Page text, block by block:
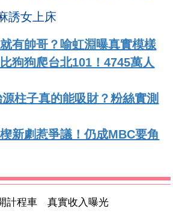
誘女上床
有帥哥？喻虹淵曝真實模樣
狗狗爬台北101！4745萬人
柱子真的能吸財？粉絲實測
新劇惹爭議！仍成MBC要角
計程車 真實收入曝光